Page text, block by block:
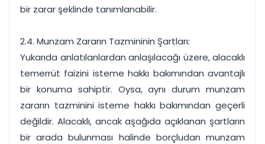
bir zarar şeklinde tanımlanabilir.
2.4. Munzam Zararın Tazmininin Şartları:
Yukarıda anlatılanlardan anlaşılacağı üzere, alacaklı
temerrüt faizini isteme hakkı bakımından avantajlı
bir konuma sahiptir. Oysa, aynı durum munzam
zararın tazminini isteme hakkı bakımından geçerli
değildir. Alacaklı, ancak aşağıda açıklanan şartların
bir arada bulunması halinde borçludan munzam